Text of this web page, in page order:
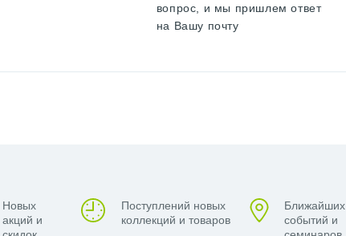
вопрос, и мы пришлем ответ
на Вашу почту
Новых
акций и
Поступлений новых
коллекций и товаров
Ближайших
событий и